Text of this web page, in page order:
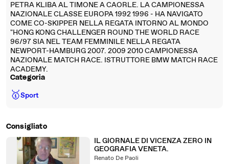
PETRA KLIBA AL TIMONE A CAORLE. LA CAMPIONESSA
NAZIONALE CLASSE EUROPA 1992 1996 - HA NAVIGATO
COME CO-SKIPPER NELLA REGATA INTORNO AL MONDO
"HONG KONG CHALLENGER ROUND THE WORLD RACE
96/97 SIA NEL TEAM FEMMINILE NELLA REGATA
NEWPORT-HAMBURG 2007. 2009 2010 CAMPIONESSA
NAZIONALE MATCH RACE. ISTRUTTORE BMW MATCH RACE
ACADEMY.
Categoria
🥇Sport
Consigliato
IL GIORNALE DI VICENZA ZERO IN
GEOGRAFIA VENETA.
Renato De Paoli